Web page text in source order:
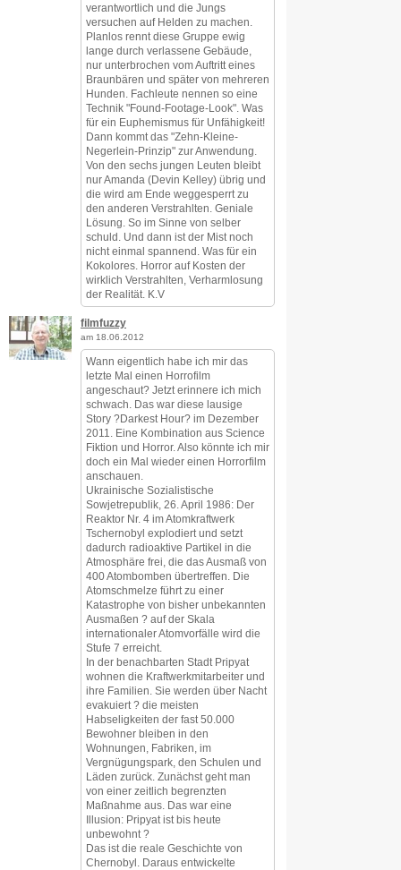
verantwortlich und die Jungs
versuchen auf Helden zu machen.
Planlos rennt diese Gruppe ewig
lange durch verlassene Gebäude,
nur unterbrochen vom Auftritt eines
Braunbären und später von mehreren
Hunden. Fachleute nennen so eine
Technik "Found-Footage-Look". Was
für ein Euphemismus für Unfähigkeit!
Dann kommt das "Zehn-Kleine-
Negerlein-Prinzip" zur Anwendung.
Von den sechs jungen Leuten bleibt
nur Amanda (Devin Kelley) übrig und
die wird am Ende weggesperrt zu
den anderen Verstrahlten. Geniale
Lösung. So im Sinne von selber
schuld. Und dann ist der Mist noch
nicht einmal spannend. Was für ein
Kokolores. Horror auf Kosten der
wirklich Verstrahlten, Verharmlosung
der Realität. K.V
filmfuzzy
am 18.06.2012
Wann eigentlich habe ich mir das
letzte Mal einen Horrofilm
angeschaut? Jetzt erinnere ich mich
schwach. Das war diese lausige
Story ?Darkest Hour? im Dezember
2011. Eine Kombination aus Science
Fiktion und Horror. Also könnte ich mir
doch ein Mal wieder einen Horrorfilm
anschauen.
Ukrainische Sozialistische
Sowjetrepublik, 26. April 1986: Der
Reaktor Nr. 4 im Atomkraftwerk
Tschernobyl explodiert und setzt
dadurch radioaktive Partikel in die
Atmosphäre frei, die das Ausmaß von
400 Atombomben übertreffen. Die
Atomschmelze führt zu einer
Katastrophe von bisher unbekannten
Ausmaßen ? auf der Skala
internationaler Atomvorfälle wird die
Stufe 7 erreicht.
In der benachbarten Stadt Pripyat
wohnen die Kraftwerkmitarbeiter und
ihre Familien. Sie werden über Nacht
evakuiert ? die meisten
Habseligkeiten der fast 50.000
Bewohner bleiben in den
Wohnungen, Fabriken, im
Vergnügungspark, den Schulen und
Läden zurück. Zunächst geht man
von einer zeitlich begrenzten
Maßnahme aus. Das war eine
Illusion: Pripyat ist bis heute
unbewohnt ?
Das ist die reale Geschichte von
Chernobyl. Daraus entwickelte